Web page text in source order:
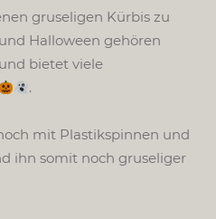
gruseligen Kürbis zu
Halloween gehören
bietet viele
.
mit Plastikspinnen und
ihn somit noch gruseliger